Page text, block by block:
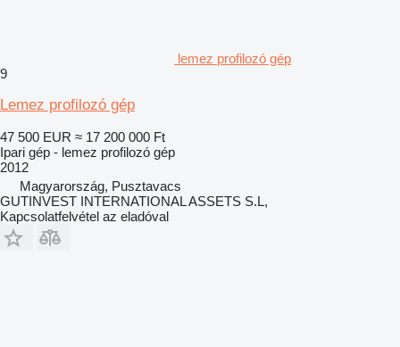
lemez profilozó gép
9
Lemez profilozó gép
47 500 EUR ≈ 17 200 000 Ft
Ipari gép - lemez profilozó gép
2012
Magyarország, Pusztavacs
GUTINVEST INTERNATIONAL ASSETS S.L,
Kapcsolatfelvétel az eladóval